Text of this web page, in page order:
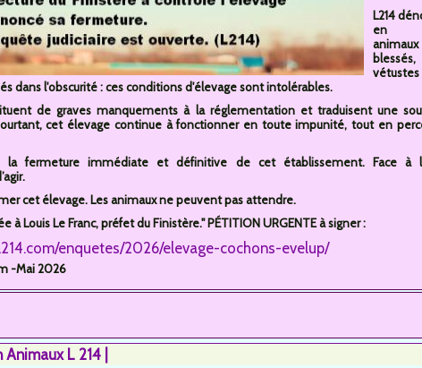
L214
en
dans l'obscurité : ces conditions d'élevage sont intolérables.
de graves manquements à la réglementation et traduisent une
cet élevage continue à fonctionner en toute impunité, tout en
la fermeture immédiate et définitive de cet établissement. Face à
cet élevage. Les animaux ne peuvent pas attendre.
à Louis Le Franc, préfet du Finistère." PÉTITION URGENTE à signer :
enquetes/2026/elevage-cochons-evelup/
-Mai 2026
Animaux L 214